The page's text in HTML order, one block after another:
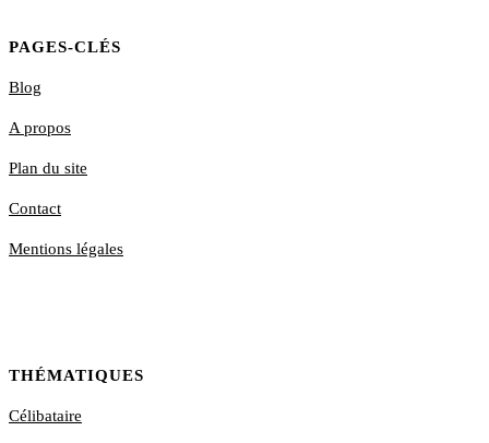
PAGES-CLÉS
Blog
A propos
Plan du site
Contact
Mentions légales
THÉMATIQUES
Célibataire